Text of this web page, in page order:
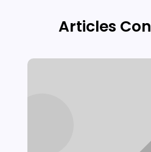
Articles